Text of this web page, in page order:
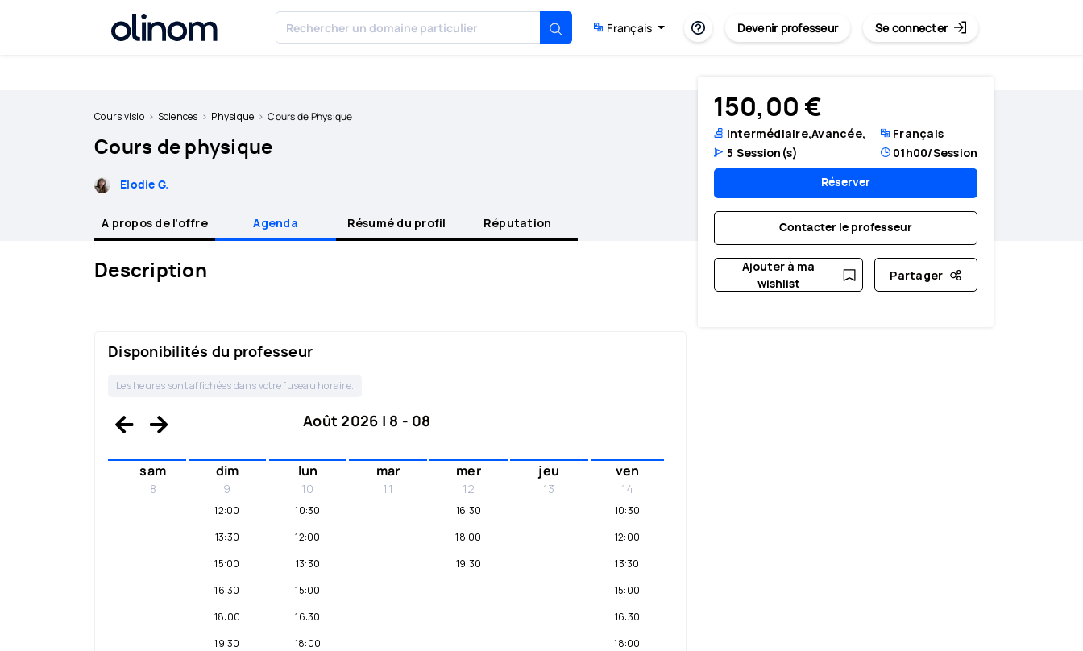
Français Devenir professeur Se connecter
Cours visio Sciences Physique Cours de Physique
Cours de physique
Elodie G.
150,00 €
Intermédiaire,Avancée,
5 Session(s)
Français
01h00/Session
Réserver
Contacter le professeur
Ajouter à ma
wishlist
Partager
A propos de l’offre Agenda Résumé du profil Réputation
Description
Disponibilités du professeur
Les heures sont affichées dans votre fuseau horaire.
Août 2026 | 8 - 08
sam
8
dim
9
lun
10
mar
11
mer
12
jeu
13
ven
14
12:00
13:30
15:00
16:30
18:00
19:30
10:30
12:00
13:30
15:00
16:30
18:00
16:30
18:00
19:30
10:30
12:00
13:30
15:00
16:30
18:00
Olinom™ respecte votre vie privée